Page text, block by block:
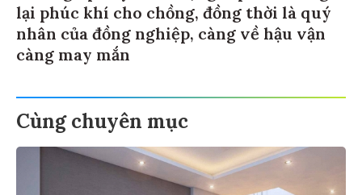
lại phúc khí cho chồng, đồng thời là quý
nhân của đồng nghiệp, càng về hậu vận
càng may mắn
Cùng chuyên mục